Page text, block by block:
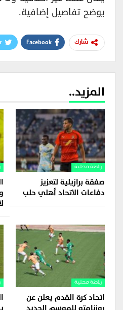
يوضح تفاصيل إضافية.
شارك Facebook
المزيد..
رياضة محلية
صفقة برازيلية لتعزيز
دفاعات الاتحاد أهلي حلب
رياضة محلية
اتحاد كرة القدم يعلن عن